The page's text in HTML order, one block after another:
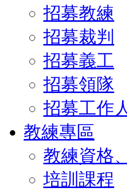
招募教練
招募裁判
招募義工
招募領隊
招募工作
教練專區
教練資格
培訓課程